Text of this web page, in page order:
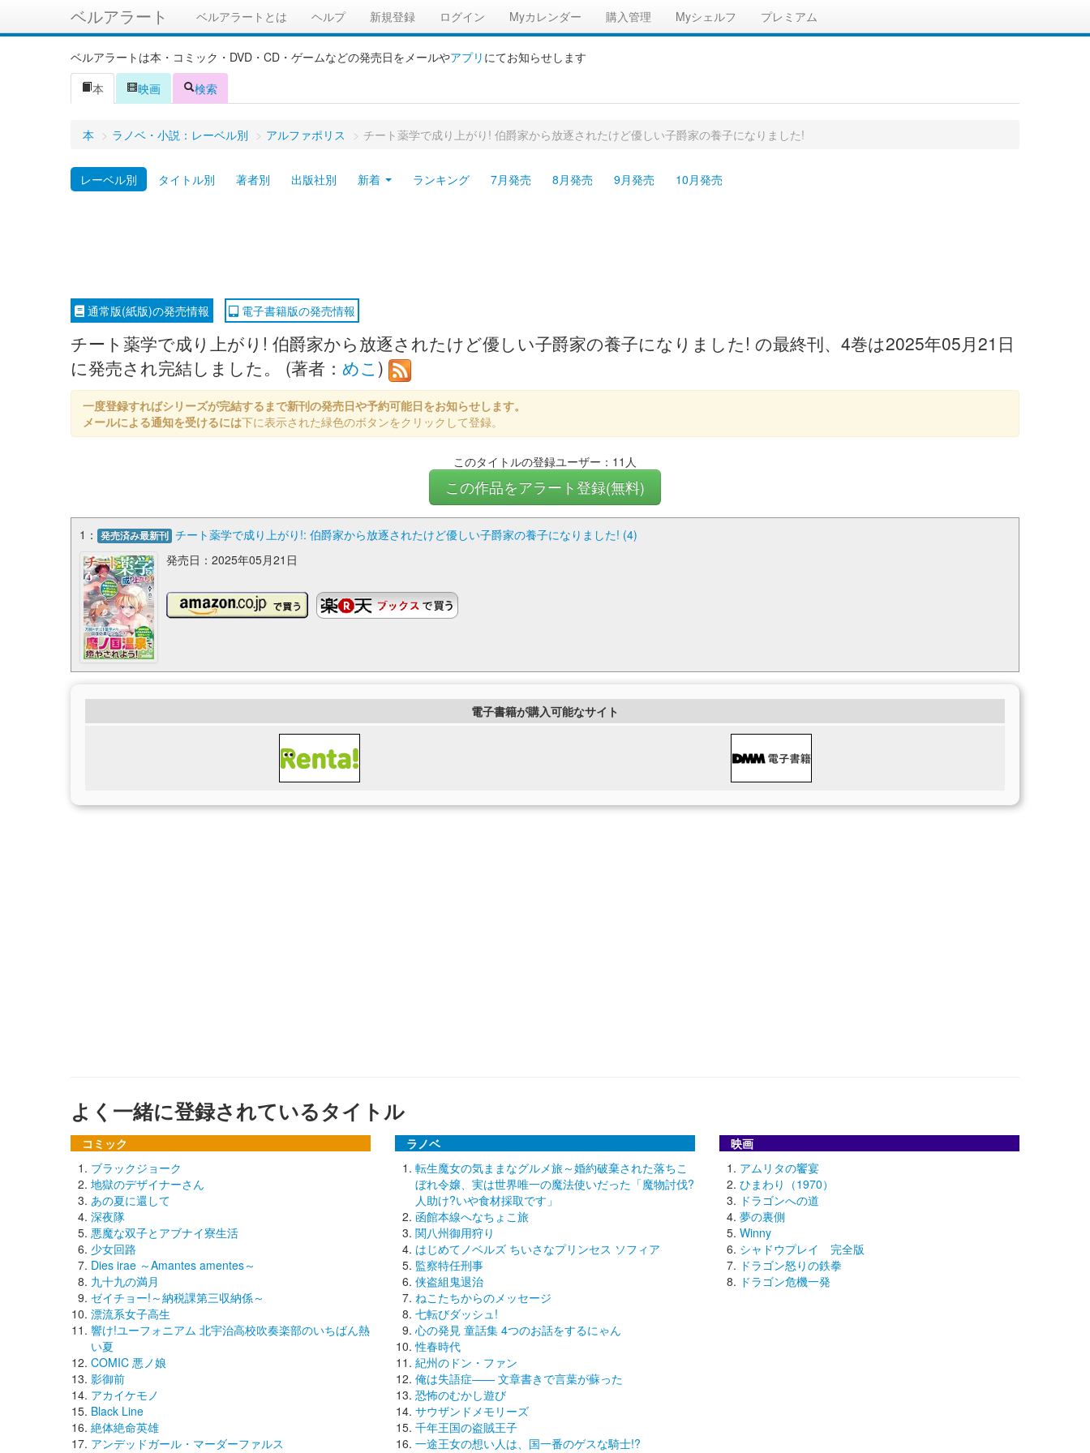
ベルアラート ベルアラートとは ヘルプ 新規登録 ログイン Myカレンダー 購入管理 Myシェルフ プレミアム
ベルアラートは本・コミック・DVD・CD・ゲームなどの発売日をメールやアプリ にてお知らせします
本
映画 検索
本 > ラノベ・小説：レーベル別 > アルファポリス > チート薬学で成り上がり! 伯爵家から放逐されたけど優しい子爵家の養子になりました!
レーベル別 タイトル別 著者別 出版社別 新着 ランキング 7月発売 8月発売 9月発売 10月発売
通常版(紙版)の発売情報 電子書籍版の発売情報
チート薬学で成り上がり! 伯爵家から放逐されたけど優しい子爵家の養子になりました! の最終刊、4巻は2025年05月21日
に発売され完結しました。 (著者： めこ )
一度登録すればシリーズが完結するまで新刊の発売日や予約可能日をお知らせします。
メールによる通知を受けるには下に表示された緑色のボタンをクリックして登録。
このタイトルの登録ユーザー：11人
この作品をアラート登録(無料)
1： 発売済み最新刊 チート薬学で成り上がり!: 伯爵家から放逐されたけど優しい子爵家の養子になりました! (4)
発売日：2025年05月21日
電子書籍が購入可能なサイト
よく一緒に登録されているタイトル
コミック
ブラックジョーク
地獄のデザイナーさん
あの夏に還して
深夜隊
悪魔な双子とアブナイ寮生活
少女回路
Dies irae ～Amantes amentes～
九十九の満月
ゼイチョー!～納税課第三収納係～
漂流系女子高生
響け!ユーフォニアム 北宇治高校吹奏楽部のいちばん熱
い夏
COMIC 悪ノ娘
影御前
アカイケモノ
Black Line
絶体絶命英雄
アンデッドガール・マーダーファルス
ラノベ
転生魔女の気ままなグルメ旅～婚約破棄された落ちこ
ぼれ令嬢、実は世界唯一の魔法使いだった「魔物討伐?
人助け?いや食材採取です」
函館本線へなちょこ旅
関八州御用狩り
はじめてノベルズ ちいさなプリンセス ソフィア
監察特任刑事
侠盗組鬼退治
ねこたちからのメッセージ
七転びダッシュ!
心の発見 童話集 4つのお話をするにゃん
性春時代
紀州のドン・ファン
俺は失語症―― 文章書きで言葉が蘇った
恐怖のむかし遊び
サウザンドメモリーズ
千年王国の盗賊王子
一途王女の想い人は、国一番のゲスな騎士!?
映画
アムリタの饗宴
ひまわり（1970）
ドラゴンへの道
夢の裏側
Winny
シャドウプレイ 完全版
ドラゴン怒りの鉄拳
ドラゴン危機一発